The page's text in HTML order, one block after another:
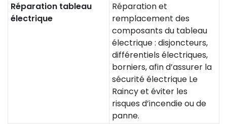
Réparation tableau
électrique
Réparation et
remplacement des
composants du tableau
électrique : disjoncteurs,
différentiels électriques,
borniers, afin d’assurer la
sécurité électrique Le
Raincy et éviter les
risques d’incendie ou de
panne.